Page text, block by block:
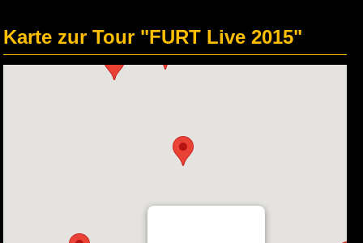
Karte zur Tour "FURT Live 2015"